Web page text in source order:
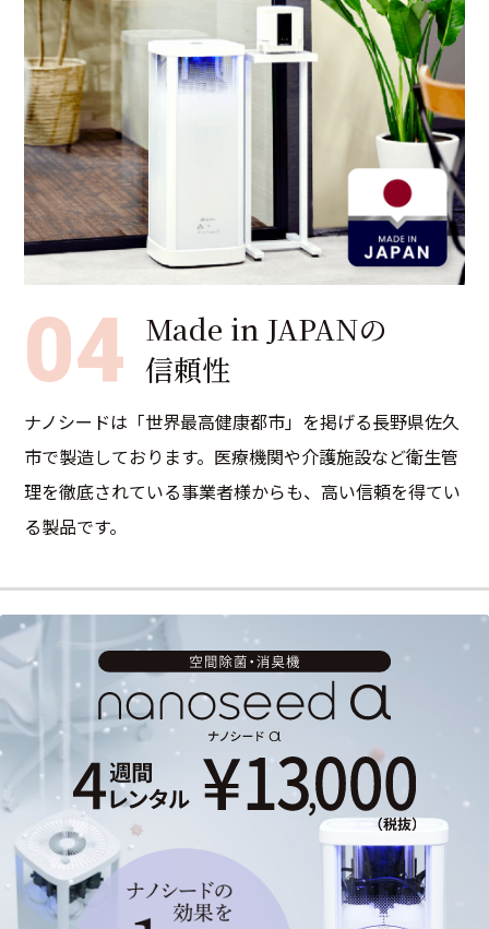
04 Made in JAPANの
信頼性
ナノシードは「世界最高健康都市」を掲げる長野県佐久
市で製造しております。医療機関や介護施設など衛生管
理を徹底されている事業者様からも、高い信頼を得てい
る製品です。